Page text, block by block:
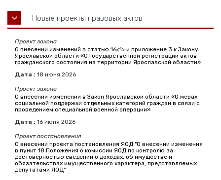
Новые проекты правовых актов
Проект закона
О внесении изменений в статью 16<1> и приложение 3 к Закону
Ярославской области «О государственной регистрации актов
гражданского состояния на территории Ярославской области»
Дата : 18 июня 2026
Проект закона
О внесении изменений в Закон Ярославской области «О мерах
социальной поддержки отдельных категорий граждан в связи с
проведением специальной военной операции»
Дата : 16 июня 2026
Проект постановления
О внесении проекта постановления ЯОД "О внесении изменения
в пункт 18 Положения о комиссии ЯОД по контролю за
достоверностью сведений о доходах, об имуществе и
обязательствах имущественного характера, представляемых
депутатами ЯОД"